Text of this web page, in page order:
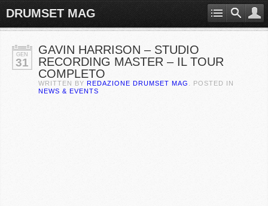
DRUMSET MAG
GEN
31
GAVIN HARRISON – STUDIO
RECORDING MASTER – IL TOUR
COMPLETO
WRITTEN BY REDAZIONE DRUMSET MAG
. POSTED IN
NEWS & EVENTS